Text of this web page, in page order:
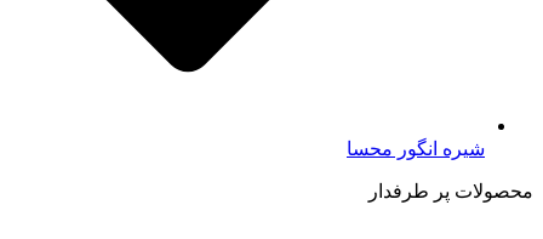
شیره انگور محسا
محصولات پر طرفدار